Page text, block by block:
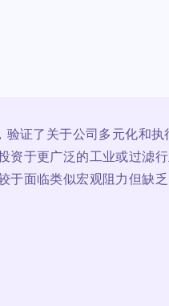
证了关于公司多元化和
资于更广泛的工业或过滤
于面临类似宏观阻力但缺